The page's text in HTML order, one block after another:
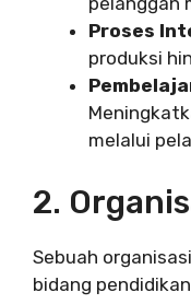
Proses
produksi
melalui
2.
Sebuah
bidang